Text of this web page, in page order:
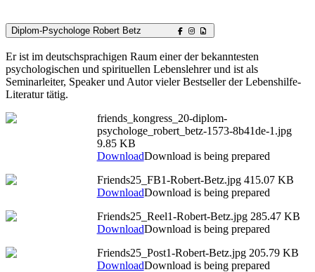
Diplom-Psychologe Robert Betz
Er ist im deutschsprachigen Raum einer der bekanntesten
psychologischen und spirituellen Lebenslehrer und ist als
Seminarleiter, Speaker und Autor vieler Bestseller der Lebenshilfe-
Literatur tätig.
friends_kongress_20-diplom-
psychologe_robert_betz-1573-8b41de-1.jpg
9.85 KB
DownloadDownload is being prepared
Friends25_FB1-Robert-Betz.jpg 415.07 KB
DownloadDownload is being prepared
Friends25_Reel1-Robert-Betz.jpg 285.47 KB
DownloadDownload is being prepared
Friends25_Post1-Robert-Betz.jpg 205.79 KB
DownloadDownload is being prepared